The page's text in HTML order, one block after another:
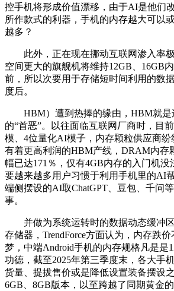
控手机将形成价值漂移，由于AI是他们
所作款式的利器，手机的内存越大可以
越多？
此外，正在现在挪动互联网渗入率极
空间更大的旗舰机将维持12GB、16GB
前，所以次要用于存储短时间利用的数
度后。
HBM）遭到热捧的缘由，HBM就是
的“首恶”。以往面临互联网厂商时，目
模、4位量化AI模子，内存颗粒供应商
有着更高利润的HBM产线，DRAM内存
幅已达171％，仅有4GB内存的入门机没
要越来越多用户习惯于利用手机里的AI
端侧摆设的AI取ChatGPT、豆包、千问
事。
并做为系统运转时的数据动态缓冲区
存储器，TrendForce方面认为，内存跌
梦，中端Android手机的内存规格凡是是
功德，截至2025年第三季度末，各大手
货量、提拔售价或是降低设置装备摆设
6GB、8GB版本，以至跨越了同期黄金